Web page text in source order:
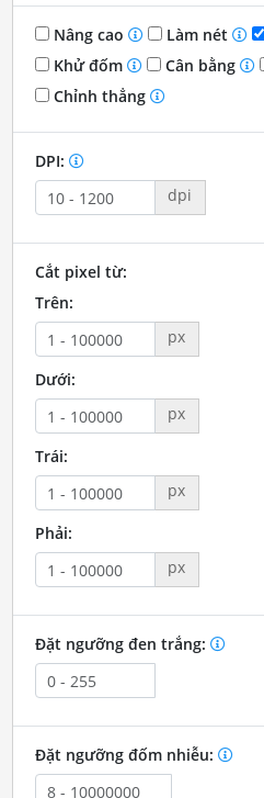
Nâng cao Làm nét
Khử đốm
Cân bằng
Chỉnh thẳng
DPI:
dpi
Cắt pixel từ:
Trên:
px
Dưới:
px
Trái:
px
Phải:
px
Đặt ngưỡng đen trắng:
Đặt ngưỡng đốm nhiễu: